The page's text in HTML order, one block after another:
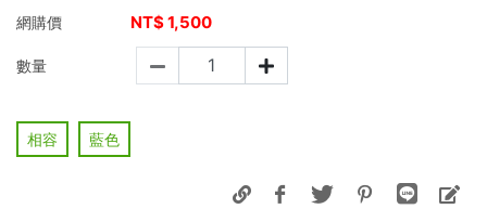
網購價
NT$1,500
數量
相容 藍色